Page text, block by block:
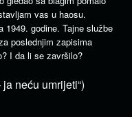
vas u haosu.
1949. godine. Tajne službe
poslednjim zapisima
I da li se završilo?
neću umrijeti“)